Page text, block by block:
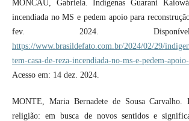
MONCAU, Gabriela. Indígenas Guarani
incendiada no MS e pedem apoio para
fev. 2024.
https://www.brasildefato.com.br/2024/02/29/
tem-casa-de-reza-incendiada-no-ms-e-pedem-
Acesso em: 14 dez. 2024.
MONTE, Maria Bernadete de Sousa Carvalho.
religião: em busca de novos sentidos e